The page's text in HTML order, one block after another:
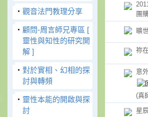
‧ 觀音法門教理分享
‧ 顧問-周言師兄專區 [
靈性與知性的研究開
解 ]
‧ 對於實相、幻相的探
討與轉頻
‧ 靈性本能的開啟與探
討
團
曠
祢
意
(真
星